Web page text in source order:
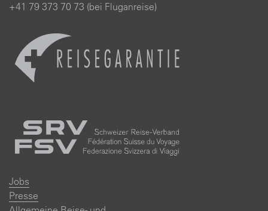
+41 79 373 70 73 (bei Fluganreise)
Jobs
Presse